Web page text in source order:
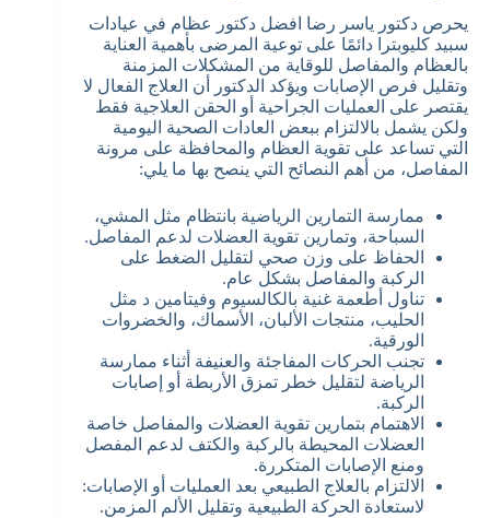
يحرص دكتور ياسر رضا افضل دكتور عظام في عيادات
سبيد كليوبترا دائمًا على توعية المرضى بأهمية العناية
بالعظام والمفاصل للوقاية من المشكلات المزمنة
وتقليل فرص الإصابات ويؤكد الدكتور أن العلاج الفعال لا
يقتصر على العمليات الجراحية أو الحقن العلاجية فقط
ولكن يشمل بالالتزام ببعض العادات الصحية اليومية
التي تساعد على تقوية العظام والمحافظة على مرونة
المفاصل، من أهم النصائح التي ينصح بها ما يلي:
ممارسة التمارين الرياضية بانتظام مثل المشي،
السباحة، وتمارين تقوية العضلات لدعم المفاصل.
الحفاظ على وزن صحي لتقليل الضغط على
الركبة والمفاصل بشكل عام.
تناول أطعمة غنية بالكالسيوم وفيتامين د مثل
الحليب، منتجات الألبان، الأسماك، والخضروات
الورقية.
تجنب الحركات المفاجئة والعنيفة أثناء ممارسة
الرياضة لتقليل خطر تمزق الأربطة أو إصابات
الركبة.
الاهتمام بتمارين تقوية العضلات والمفاصل خاصة
العضلات المحيطة بالركبة والكتف لدعم المفصل
ومنع الإصابات المتكررة.
الالتزام بالعلاج الطبيعي بعد العمليات أو الإصابات:
لاستعادة الحركة الطبيعية وتقليل الألم المزمن.